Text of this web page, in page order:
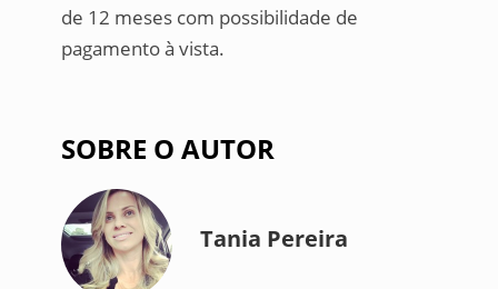
de 12 meses com possibilidade de
pagamento à vista.
SOBRE O AUTOR
Tania Pereira